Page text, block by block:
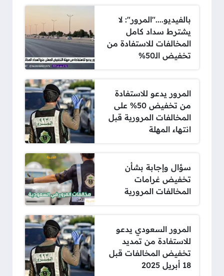
بالفيديو...."المرور": لا
يشترط سداد كامل
المخالفات للاستفادة من
تخفيض الـ50%
المرور يدعو للاستفادة
من تخفيض 50% على
المخالفات المرورية قبل
انتهاء المهلة
سؤال وإجابة بشأن
تخفيض غرامات
المخالفات المرورية
المرور السعودي يدعو
للاستفادة من تمديد
تخفيض المخالفات قبل
18 أبريل 2025